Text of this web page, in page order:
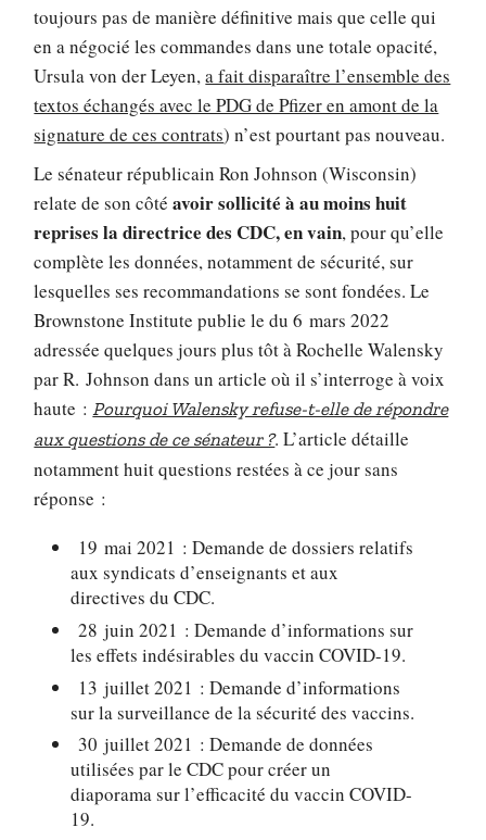
toujours pas de manière définitive mais que celle qui
en a négocié les commandes dans une totale opacité,
Ursula von der Leyen,a fait disparaître l’ensemble des
textos échangés avec le PDG de Pfizer en amont de la
signature de ces contrats) n’est pourtant pas nouveau.
Le sénateur républicain Ron Johnson (Wisconsin)
relate de son côtéavoir sollicité à au moins huit
reprises la directrice des CDC, en vain, pour qu’elle
complète les données, notamment de sécurité, sur
lesquelles ses recommandations se sont fondées. Le
Brownstone Institute publie le du 6 mars 2022
adressée quelques jours plus tôt à Rochelle Walensky
par R. Johnson dans un article où il s’interroge à voix
haute :Pourquoi Walensky refuse-t-elle de répondre
aux questions de ce sénateur ?. L’article détaille
notamment huit questions restées à ce jour sans
réponse :
19 mai 2021 : Demande de dossiers relatifs
aux syndicats d’enseignants et aux
directives du CDC.
28 juin 2021 : Demande d’informations sur
les effets indésirables du vaccin COVID-19.
13 juillet 2021 : Demande d’informations
sur la surveillance de la sécurité des vaccins.
30 juillet 2021 : Demande de données
utilisées par le CDC pour créer un
diaporama sur l’efficacité du vaccin COVID-
19.